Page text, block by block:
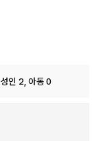
성인 2, 아동 0